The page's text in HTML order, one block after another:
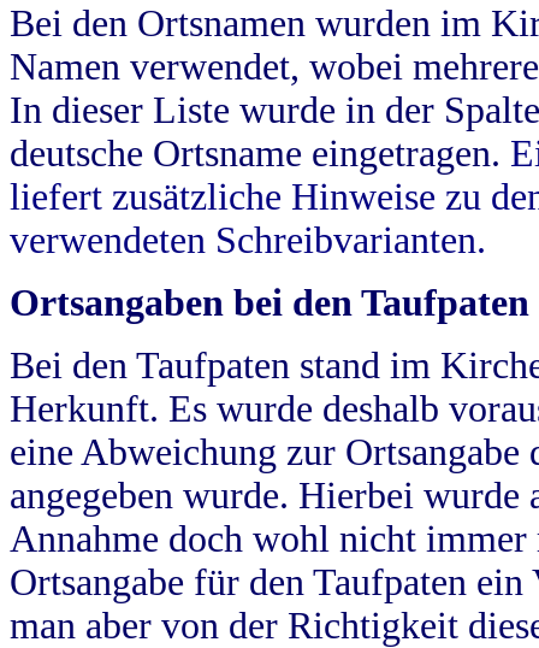
Bei den Ortsnamen wurden im
Namen verwendet, wobei
In dieser Liste wurde in der
deutsche Ortsname eingetragen.
liefert zusätzliche Hinweise zu
verwendeten Schreibvarianten.
Ortsangaben bei den Taufpaten
Bei den Taufpaten stand im
Herkunft. Es wurde deshalb
eine Abweichung zur
angegeben wurde. Hierbei wurde
Annahme doch wohl nicht
Ortsangabe für den Taufpaten
man aber von der Richtigkeit